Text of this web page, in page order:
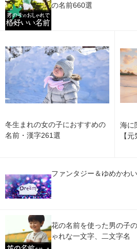
の名前660選
冬生まれの女の子におすすめの
名前・漢字261選
海に
【
ファンタジー＆ゆめかわ
花の名前を使った男の子
ゃれな一文字、二文字名